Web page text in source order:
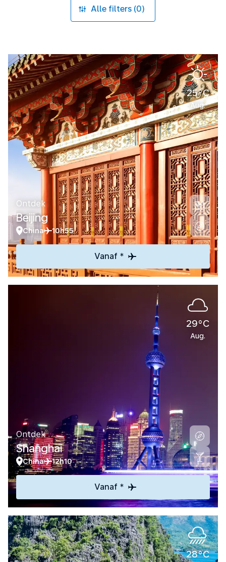
Alle filters (0)
25°C
Aug.
Ontdek
Beijing
China 10h55
Vanaf *
29°C
Aug.
Ontdek
Shanghai
China 12h10
Vanaf *
28°C